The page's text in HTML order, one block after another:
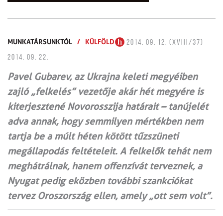
MUNKATÁRSUNKTÓL / KÜLFÖLD
2014. 09. 12. (XVIII/37)
2014. 09. 22.
Pavel Gubarev, az Ukrajna keleti megyéiben
zajló „felkelés” vezetője akár hét megyére is
kiterjesztené Novorosszija határait – tanújelét
adva annak, hogy semmilyen mértékben nem
tartja be a múlt héten kötött tűzszüneti
megállapodás feltételeit. A felkelők tehát nem
meghátrálnak, hanem offenzívát terveznek, a
Nyugat pedig eközben további szankciókat
tervez Oroszország ellen, amely „ott sem volt”.